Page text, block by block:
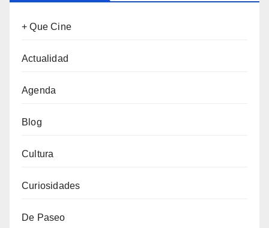
+ Que Cine
Actualidad
Agenda
Blog
Cultura
Curiosidades
De Paseo